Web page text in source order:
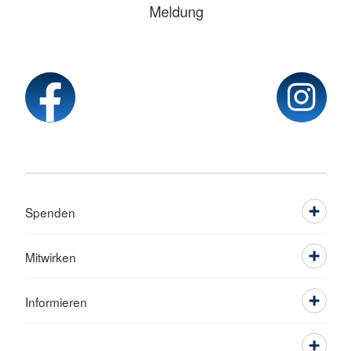
Meldung
Spenden
Mitwirken
Informieren